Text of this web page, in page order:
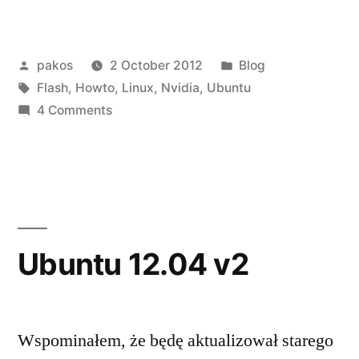
Posted
by
pakos 2 October 2012
Posted
in
Blog
Tags:
Flash, Howto, Linux, Nvidia, Ubuntu
4 Commentson
Ubuntu 12.04 v2
Wspominałem, że będę aktualizował starego